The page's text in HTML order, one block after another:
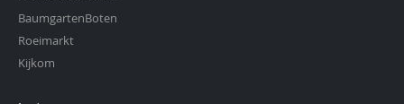
BaumgartenBoten
Roeimarkt
Kijkom